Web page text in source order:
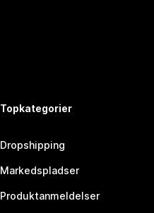
Topkategorier
Dropshipping
Markedspladser
Produktanmeldelser